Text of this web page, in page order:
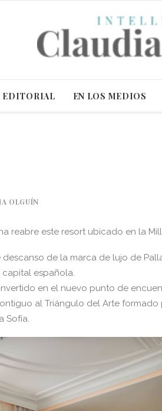
EDITORIAL EN LOS MEDIOS
OLGUÍN
reabre este resort ubicado en la
de la marca de lujo de
española.
en el nuevo punto de
al Triángulo del Arte formado
Sofía.